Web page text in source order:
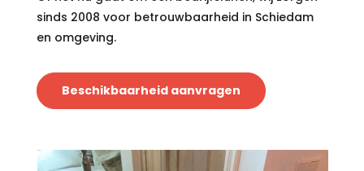
sinds 2008 voor betrouwbaarheid in Schiedam
en omgeving.
Beschikbaarheid aanvragen